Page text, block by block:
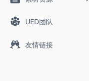
UED团队
友情链接